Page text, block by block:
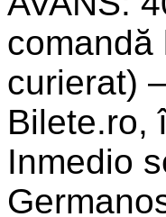
comandă
curierat)
Bilete.ro,
Inmedio